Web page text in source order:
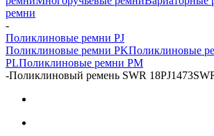
ремни
-
Поликлиновые ремни PJ
Поликлиновые ремни PKПоликлиновые
PLПоликлиновые ремни PM
-Поликлиновый ремень SWR